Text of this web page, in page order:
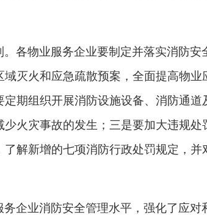
。各物业服务企业要制定并落实消防安
灭火和应急疏散预案，全面提高物业
定期组织开展消防设施设备、消防通道
火灾事故的发生； 三是要加大违规处
解新增的七项消防行政处罚规定，并
企业消防安全管理水平，强化了应对